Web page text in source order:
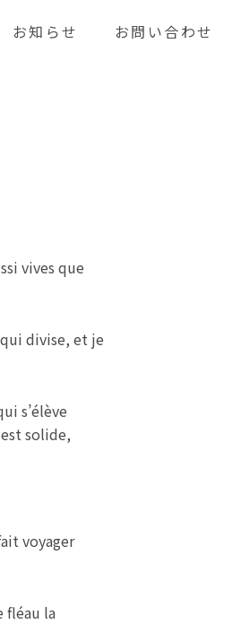
お知らせ お問い合わせ
vives que
divise, et je
s’élève
solide,
voyager
fléau la